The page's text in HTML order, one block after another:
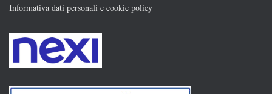
Informativa dati personali e cookie policy